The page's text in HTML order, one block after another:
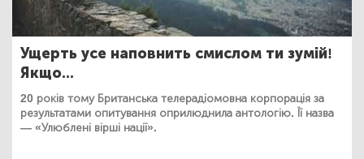
Ущерть усе наповнить смислом ти зумій!
Якщо...
20 років тому Британська телерадіомовна корпорація за
результатами опитування оприлюднила антологію. Її назва
— «Улюблені вірші нації».